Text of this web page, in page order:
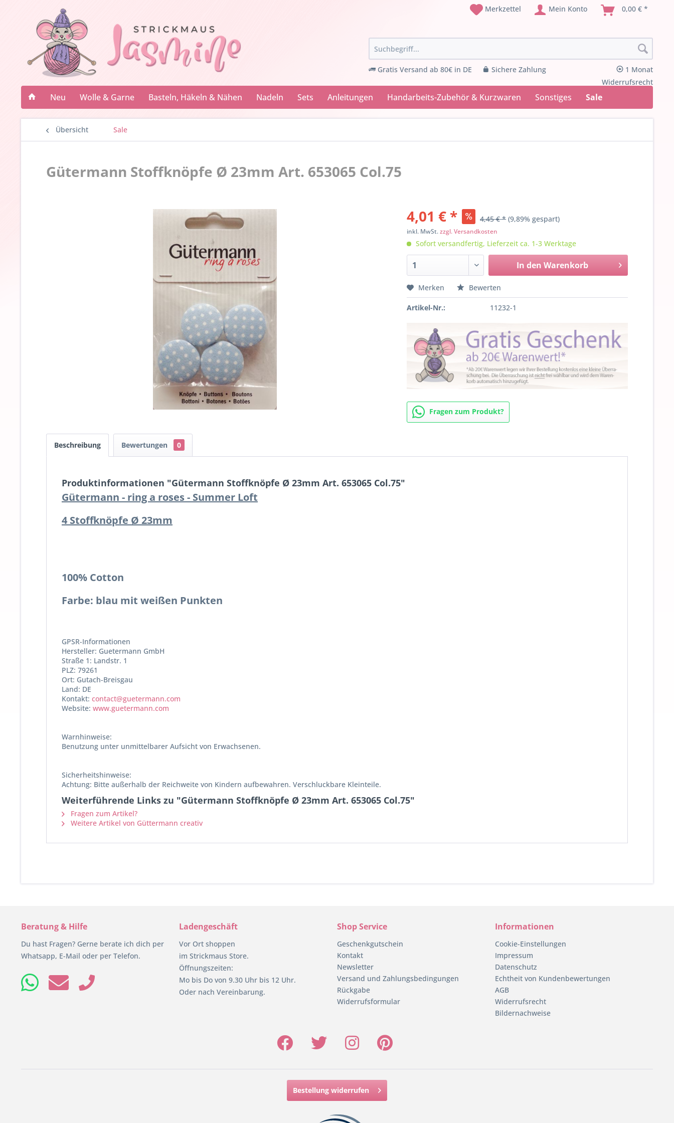
Merkzettel Mein Konto 0,00 € *
Gratis Versand ab 80€ in DE Sichere Zahlung
1 Monat
Widerrufsrecht
Neu Wolle & Garne Basteln, Häkeln & Nähen Nadeln Sets Anleitungen Handarbeits-Zubehör & Kurzwaren Sonstiges Sale
Übersicht Sale
Gütermann Stoffknöpfe Ø 23mm Art. 653065 Col.75
4,01 € * 4,45 € * (9,89% gespart)
inkl. MwSt.zzgl. Versandkosten
Sofort versandfertig, Lieferzeit ca. 1-3 Werktage
In den Warenkorb
Merken Bewerten
Artikel-Nr.: 11232-1
Fragen zum Produkt?
Beschreibung Bewertungen 0
Produktinformationen "Gütermann Stoffknöpfe Ø 23mm Art. 653065 Col.75"
Gütermann - ring a roses - Summer Loft
4 Stoffknöpfe Ø 23mm
100% Cotton
Farbe: blau mit weißen Punkten
GPSR-Informationen
Hersteller: Guetermann GmbH
Straße 1: Landstr. 1
PLZ: 79261
Ort: Gutach-Breisgau
Land: DE
Kontakt: contact@guetermann.com
Website: www.guetermann.com
Warnhinweise:
Benutzung unter unmittelbarer Aufsicht von Erwachsenen.
Sicherheitshinweise:
Achtung: Bitte außerhalb der Reichweite von Kindern aufbewahren. Verschluckbare Kleinteile.
Weiterführende Links zu "Gütermann Stoffknöpfe Ø 23mm Art. 653065 Col.75"
Fragen zum Artikel?
Weitere Artikel von Güttermann creativ
Beratung & Hilfe
Du hast Fragen? Gerne berate ich dich per
Whatsapp, E-Mail oder per Telefon.
Ladengeschäft
Vor Ort shoppen
im Strickmaus Store.
Öffnungszeiten:
Mo bis Do von 9.30 Uhr bis 12 Uhr.
Oder nach Vereinbarung.
Shop Service
Geschenkgutschein
Kontakt
Newsletter
Versand und Zahlungsbedingungen
Rückgabe
Widerrufsformular
Informationen
Cookie-Einstellungen
Impressum
Datenschutz
Echtheit von Kundenbewertungen
AGB
Widerrufsrecht
Bildernachweise
Bestellung widerrufen